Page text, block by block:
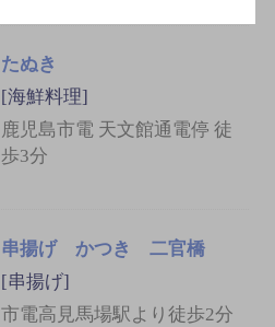
たぬき
[海鮮料理]
鹿児島市電 天文館通電停 徒
歩3分
串揚げ かつき 二官橋
[串揚げ]
市電高見馬場駅より徒歩2分